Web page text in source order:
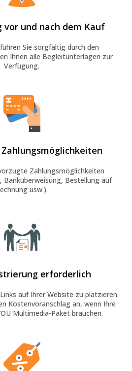
und nach dem Kauf
Sie sorgfältig durch den
Ihnen alle Begleitunterlagen zur
Verfügung.
Zahlungsmöglichkeiten
Banküberweisung, Bestellung auf
usw.).
erforderlich
auf Ihrer Website zu platzieren.
Kostenvoranschlag an, wenn Ihre
Multimedia-Paket brauchen.